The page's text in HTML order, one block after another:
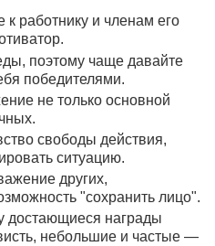
работнику и членам его
поэтому чаще давайте
победителями.
не только основной
свободы действия,
ситуацию.
других,
"сохранить лицо".
достающиеся награды
небольшие и частые —